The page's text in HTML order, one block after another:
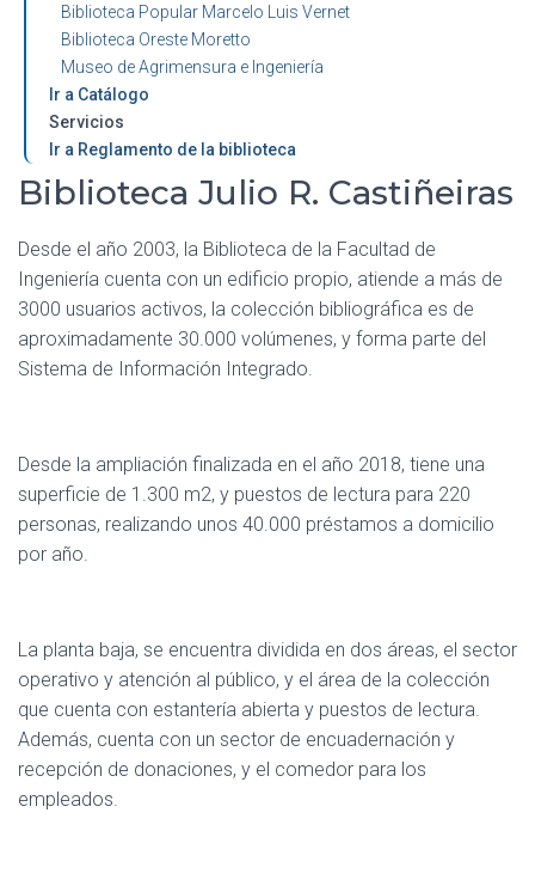
Biblioteca Popular Marcelo Luis Vernet
Biblioteca Oreste Moretto
Museo de Agrimensura e Ingeniería
Ir a Catálogo
Servicios
Ir a Reglamento de la biblioteca
Biblioteca Julio R. Castiñeiras
Desde el año 2003, la Biblioteca de la Facultad de
Ingeniería cuenta con un edificio propio, atiende a más de
3000 usuarios activos, la colección bibliográfica es de
aproximadamente 30.000 volúmenes, y forma parte del
Sistema de Información Integrado.
Desde la ampliación finalizada en el año 2018, tiene una
superficie de 1.300 m2, y puestos de lectura para 220
personas, realizando unos 40.000 préstamos a domicilio
por año.
La planta baja, se encuentra dividida en dos áreas, el sector
operativo y atención al público, y el área de la colección
que cuenta con estantería abierta y puestos de lectura.
Además, cuenta con un sector de encuadernación y
recepción de donaciones, y el comedor para los
empleados.